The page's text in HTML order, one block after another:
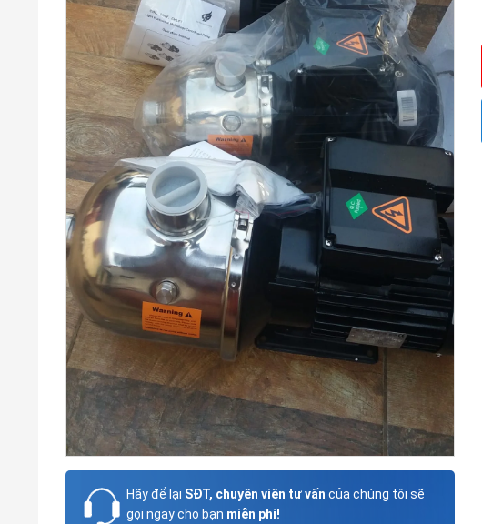
Hãy để lại SĐT, chuyên viên tư vấn của chúng tôi sẽ
gọi ngay cho bạn miễn phí!